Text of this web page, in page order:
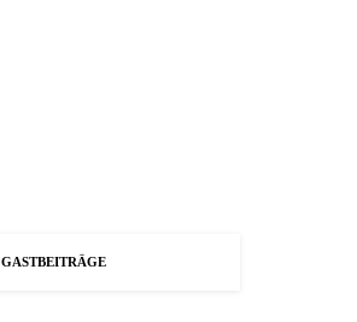
GASTBEITRÄGE